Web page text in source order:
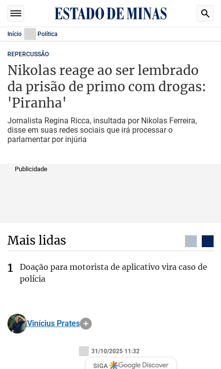
Início Política
REPERCUSSÃO
Nikolas reage ao ser lembrado
da prisão de primo com drogas:
'Piranha'
Jornalista Regina Ricca, insultada por Nikolas Ferreira,
disse em suas redes sociais que irá processar o
parlamentar por injúria
Publicidade
Mais lidas
Doação para motorista de aplicativo vira caso de
polícia
Vinícius Prates
31/10/2025 11:32
SIGA